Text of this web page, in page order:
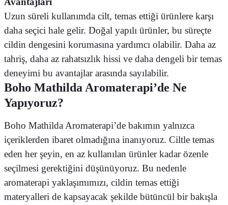
Uzun süreli kullanımda cilt, temas ettiği ürünlere karşı
daha seçici hale gelir. Doğal yapılı ürünler, bu süreçte
cildin dengesini korumasına yardımcı olabilir. Daha az
tahriş, daha az rahatsızlık hissi ve daha dengeli bir temas
deneyimi bu avantajlar arasında sayılabilir.
Boho Mathilda Aromaterapi’de Ne
Yapıyoruz?
Boho Mathilda Aromaterapi’de bakımın yalnızca
içeriklerden ibaret olmadığına inanıyoruz. Ciltle temas
eden her şeyin, en az kullanılan ürünler kadar özenle
seçilmesi gerektiğini düşünüyoruz. Bu nedenle
aromaterapi yaklaşımımızı, cildin temas ettiği
materyalleri de kapsayacak şekilde bütüncül bir bakışla